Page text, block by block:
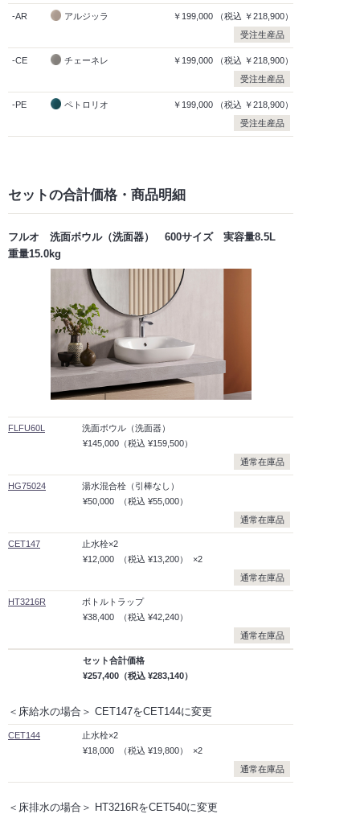
-AR アルジッラ ￥199,000 （税込 ￥218,900）
受注生産品
-CE チェーネレ ￥199,000 （税込 ￥218,900）
受注生産品
-PE ペトロリオ ￥199,000 （税込 ￥218,900）
受注生産品
セットの合計価格 ・商品明細
フルオ 洗面ボウル（洗面器） 600サイズ 実容量8.5L
重量15.0kg
FLFU60L
洗面ボウル（洗面器）
¥145,000 （税込 ¥159,500）
通常在庫品
HG75024
湯水混合栓（引棒なし）
¥50,000
（税込 ¥55,000）
通常在庫品
CET147
止水栓×2
¥12,000
（税込 ¥13,200）
×2
通常在庫品
HT3216R
ボトルトラップ
¥38,400
（税込 ¥42,240）
通常在庫品
セット合計価格
¥257,400 （税込 ¥283,140）
＜床給水の場合＞ CET147をCET144に変更
CET144
止水栓×2
¥18,000
（税込 ¥19,800）
×2
通常在庫品
＜床排水の場合＞ HT3216RをCET540に変更